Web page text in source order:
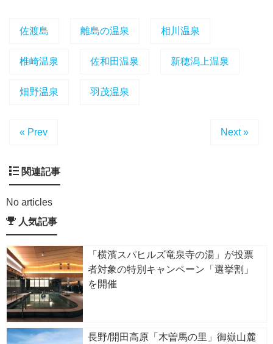
佐渡島 離島の温泉 相川温泉
椎崎温泉 佐和田温泉 新穂潟上温泉
畑野温泉 羽茂温泉
« Prev Next »
関連記事
No articles
人気記事
「横濱スパヒルズ竜泉寺の湯」が投票
者対象の特別キャンペーン「選挙割」
を開催
長野/開田高原「木曽馬の里」御嶽山麓